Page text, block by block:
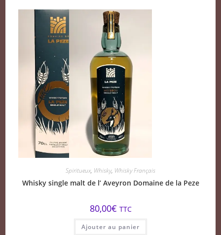
Spiritueux, Whisky, Whisky Français
Whisky single malt de l’ Aveyron Domaine de la Peze
80,00€ TTC
Ajouter au panier